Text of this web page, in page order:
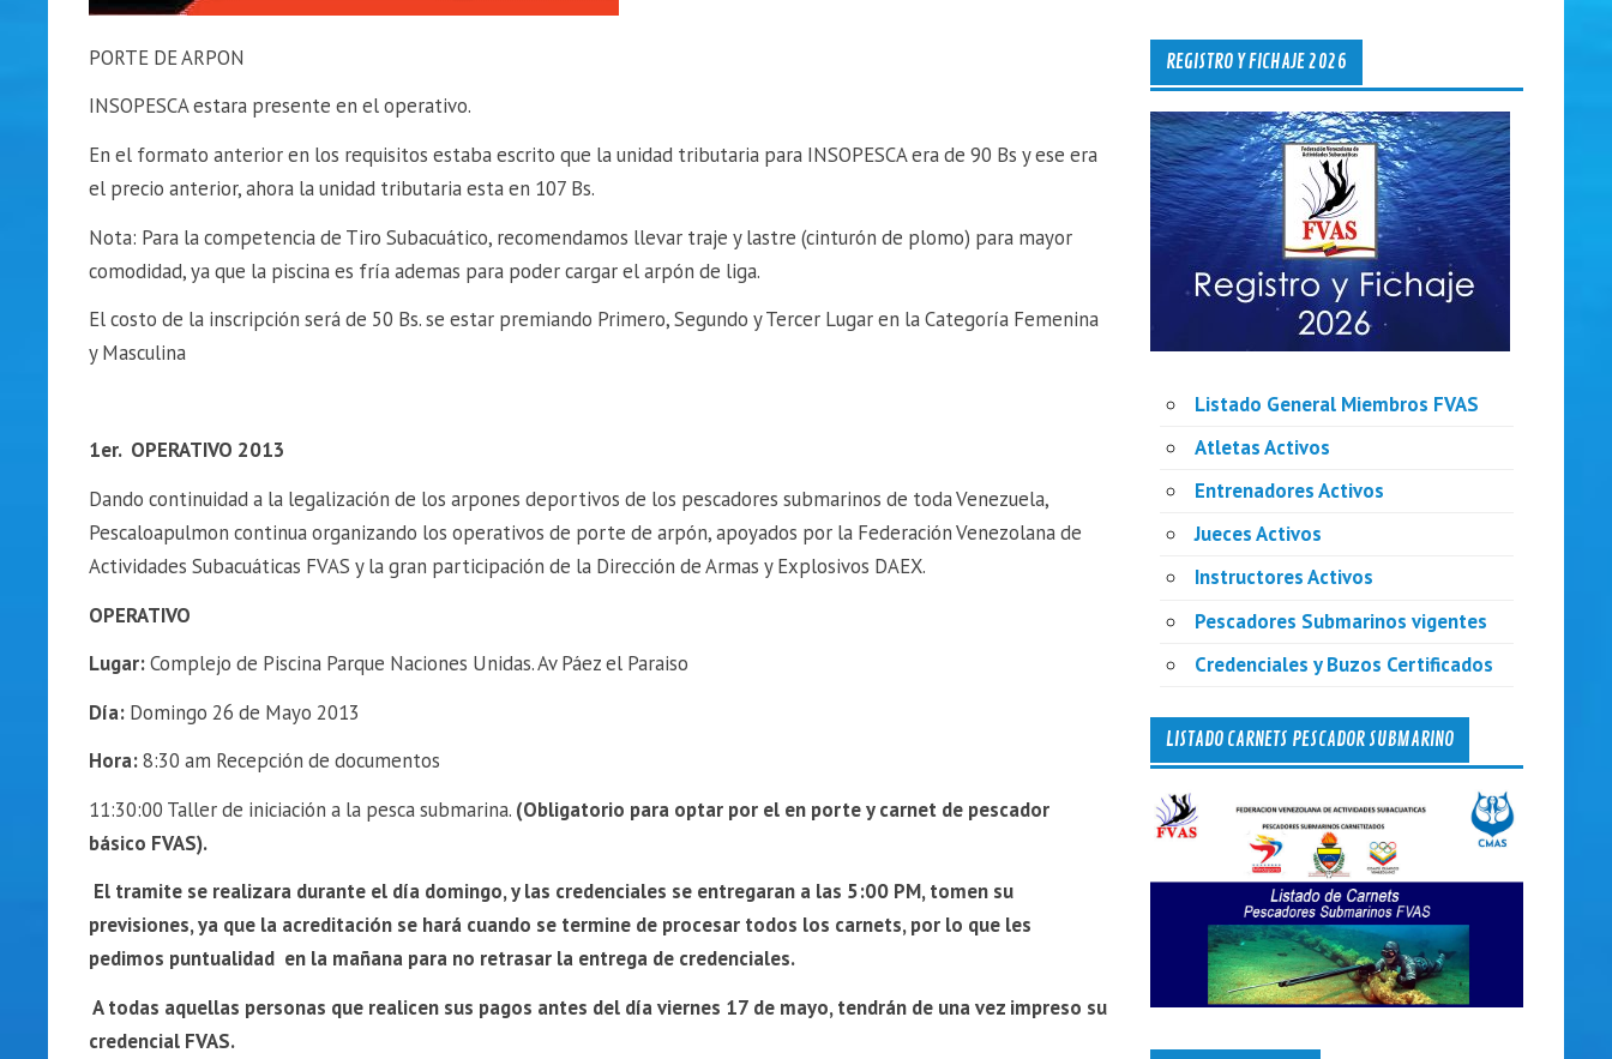
PORTE DE ARPON
INSOPESCA estara presente en el operativo.
En el formato anterior en los requisitos estaba escrito que la unidad tributaria para INSOPESCA era de 90 Bs y ese era
el precio anterior, ahora la unidad tributaria esta en 107 Bs.
Nota: Para la competencia de Tiro Subacuático, recomendamos llevar traje y lastre (cinturón de plomo) para mayor
comodidad, ya que la piscina es fría ademas para poder cargar el arpón de liga.
El costo de la inscripción será de 50 Bs. se estar premiando Primero, Segundo y Tercer Lugar en la Categoría Femenina
y Masculina
1er. OPERATIVO 2013
Dando continuidad a la legalización de los arpones deportivos de los pescadores submarinos de toda Venezuela,
Pescaloapulmon continua organizando los operativos de porte de arpón, apoyados por la Federación Venezolana de
Actividades Subacuáticas FVAS y la gran participación de la Dirección de Armas y Explosivos DAEX.
OPERATIVO
Lugar:Complejo de Piscina Parque Naciones Unidas. Av Páez el Paraiso
Día:Domingo 26 de Mayo 2013
Hora:8:30 am Recepción de documentos
11:30:00 Taller de iniciación a la pesca submarina. (Obligatorio para optar por el en porte y carnet de pescador
básico FVAS).
El tramite se realizara durante el día domingo, y las credenciales se entregaran a las 5:00 PM, tomen su
previsiones, ya que la acreditación se hará cuando se termine de procesar todos los carnets, por lo que les
pedimos puntualidad en la mañana para no retrasar la entrega de credenciales.
A todas aquellas personas que realicen sus pagos antes del día viernes 17 de mayo, tendrán de una vez impreso su
credencial FVAS.
REGISTRO Y FICHAJE 2026
Listado General Miembros FVAS
Atletas Activos
Entrenadores Activos
Jueces Activos
Instructores Activos
Pescadores Submarinos vigentes
Credenciales y Buzos Certificados
LISTADO CARNETS PESCADOR SUBMARINO